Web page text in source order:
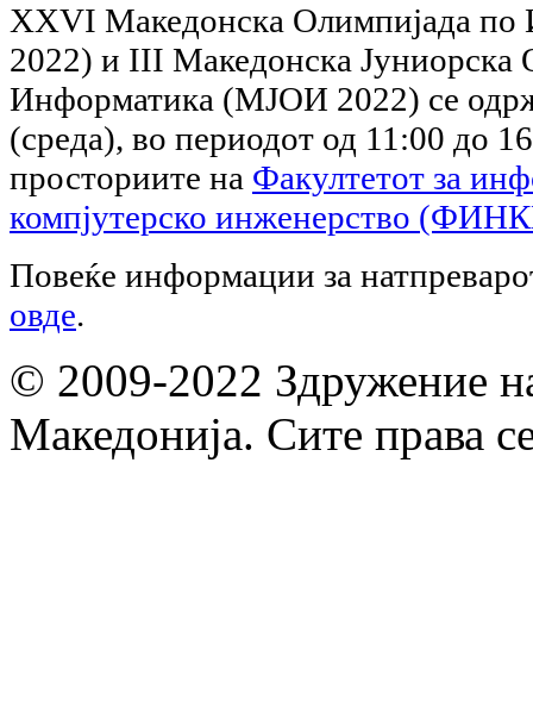
XXVI Македонска Олимпијада
2022) и III Македонска Јуниорска
Информатика (МЈОИ 2022) се
(среда), во периодот од 11:00 до
просториите на Факултетот за
компјутерско инженерство
Повеќе информации за
овде.
© 2009-2022 Здружение
Македонија. Сите права